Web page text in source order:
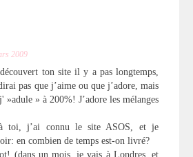
2009
ton site il y a pas longtemps,
pas que j’aime ou que j’adore, mais
»adule » à 200%! J’adore les mélanges
toi, j’ai connu le site ASOS, et je
en combien de temps est-on livré?
(dans un mois, je vais à Londres, et